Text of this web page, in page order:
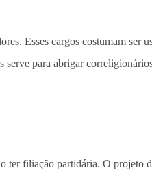
Esses cargos costumam
serve para abrigar
ter filiação partidária. O projeto